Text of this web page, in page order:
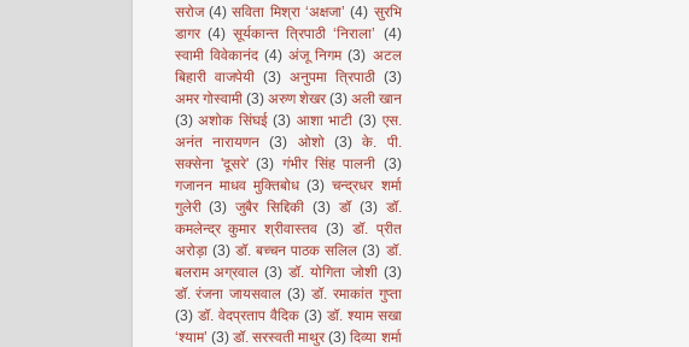
सरोज (4) सविता मिश्रा ‘अक्षजा’ (4) सुरभि
डागर (4) सूर्यकान्त त्रिपाठी ‘निराला’ (4)
स्वामी विवेकानंद (4) अंजू निगम (3) अटल
बिहारी वाजपेयी (3) अनुपमा त्रिपाठी (3)
अमर गोस्वामी (3) अरुण शेखर (3) अली खान
(3) अशोक सिंघई (3) आशा भाटी (3) एस.
अनंत नारायणन (3) ओशो (3) के. पी.
सक्सेना 'दूसरे' (3) गंभीर सिंह पालनी (3)
गजानन माधव मुक्तिबोध (3) चन्द्रधर शर्मा
गुलेरी (3) जुबैर सिद्दिकी (3) डॉ (3) डॉ.
कमलेन्द्र कुमार श्रीवास्तव (3) डॉ. प्रीत
अरोड़ा (3) डॉ. बच्चन पाठक सलिल (3) डॉ.
बलराम अग्रवाल (3) डॉ. योगिता जोशी (3)
डॉ. रंजना जायसवाल (3) डॉ. रमाकांत गुप्ता
(3) डॉ. वेदप्रताप वैदिक (3) डॉ. श्याम सखा
‘श्याम’ (3) डॉ. सरस्वती माथुर (3) दिव्या शर्मा